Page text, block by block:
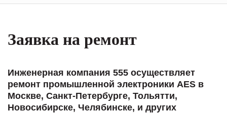
Заявка на ремонт
Инженерная компания 555 осуществляет
ремонт промышленной электроники AES в
Москве, Санкт-Петербурге, Тольятти,
Новосибирске, Челябинске, и других